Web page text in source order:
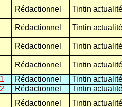
Rédactionnel Tintin
Rédactionnel Tintin
Rédactionnel Tintin
Rédactionnel
Tintin
Rédactionnel
Tintin
Rédactionnel
Tintin
Rédactionnel
Tintin